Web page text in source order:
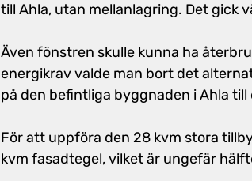
till Ahla, utan mellanlagring. Det gick
Även fönstren skulle kunna ha
energikrav valde man bort det
på den befintliga byggnaden i Ahla till
För att uppföra den 28 kvm stora
kvm fasadtegel, vilket är ungefär